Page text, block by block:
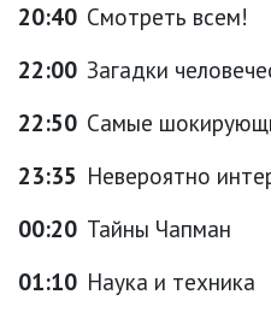
20:40 Смотреть всем!
22:00 Загадки
22:50 Самые
23:35 Невероятно
00:20 Тайны Чапман
01:10 Наука и техника